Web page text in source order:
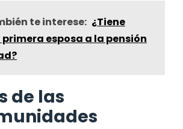
te interese: ¿Tiene
esposa a la pensión
de las